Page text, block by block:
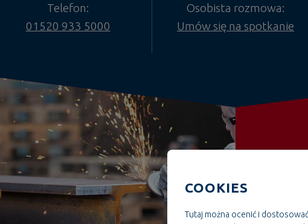
Telefon:
01520 933 5000
Osobista rozmowa:
Umów się na spotkanie
COOKIES
Tutaj można ocenić i